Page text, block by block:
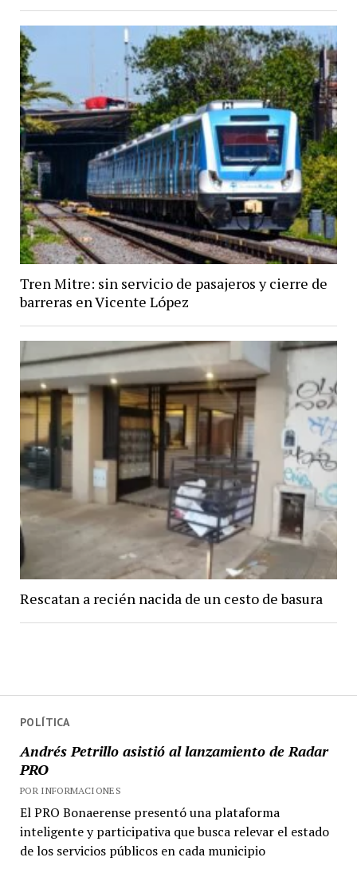
POLÍTICA
Andrés Petrillo asistió al lanzamiento de Radar
PRO
POR INFORMACIONES
El PRO Bonaerense presentó una plataforma
inteligente y participativa que busca relevar el estado
de los servicios públicos en cada municipio
Tren Mitre: sin servicio de pasajeros y cierre de
barreras en Vicente López
Rescatan a recién nacida de un cesto de basura